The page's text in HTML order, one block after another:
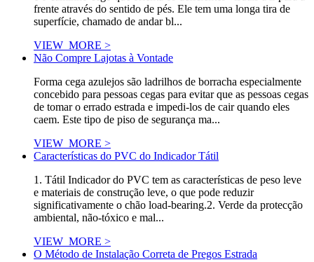
frente através do sentido de pés. Ele tem uma longa tira de
superfície, chamado de andar bl...
VIEW_MORE >
Não Compre Lajotas à Vontade
Forma cega azulejos são ladrilhos de borracha especialmente
concebido para pessoas cegas para evitar que as pessoas cegas
de tomar o errado estrada e impedi-los de cair quando eles
caem. Este tipo de piso de segurança ma...
VIEW_MORE >
Características do PVC do Indicador Tátil
1. Tátil Indicador do PVC tem as características de peso leve
e materiais de construção leve, o que pode reduzir
significativamente o chão load-bearing.2. Verde da protecção
ambiental, não-tóxico e mal...
VIEW_MORE >
O Método de Instalação Correta de Pregos Estrada